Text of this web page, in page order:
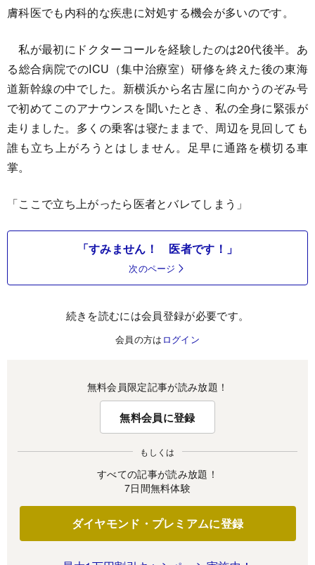
膚科医でも内科的な疾患に対処する機会が多いのです。
私が最初にドクターコールを経験したのは20代後半。あ
る総合病院でのICU（集中治療室）研修を終えた後の東海
道新幹線の中でした。新横浜から名古屋に向かうのぞみ号
で初めてこのアナウンスを聞いたとき、私の全身に緊張が
走りました。多くの乗客は寝たままで、周辺を見回しても
誰も立ち上がろうとはしません。足早に通路を横切る車
掌。
「ここで立ち上がったら医者とバレてしまう」
「すみません！ 医者です！」
次のページ
続きを読むには会員登録が必要です。
会員の方は ログイン
無料会員限定記事が読み放題！
無料会員に登録
もしくは
すべての記事が読み放題！
7日間無料体験
ダイヤモンド・プレミアムに登録